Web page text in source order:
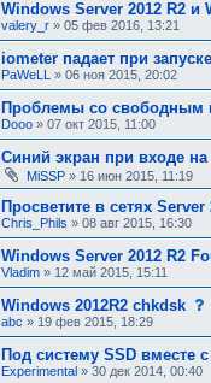
Windows Server 2012 R2 и
valery_r » 05 фев 2016, 13:21
iometer падает при
PaWeLL » 06 ноя 2015, 20:02
Проблемы со свободным
Dooo » 07 окт 2015, 11:00
Синий экран при входе
MiSSP » 16 июн 2015, 11:19
Просветите в сетях
Chris_Phils » 08 авг 2015, 16:30
Windows Server 2012 R2
Vladim » 12 май 2015, 15:11
Windows 2012R2 chkdsk
abc » 19 фев 2015, 18:29
Под систему SSD вместе
Experimental » 30 дек 2014, 00:40